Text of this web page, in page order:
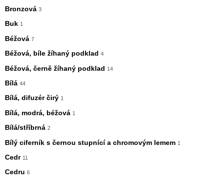
Bronzová 3
Buk 1
Béžová 7
Béžová, bíle žíhaný podklad 4
Béžová, černě žíhaný podklad 14
Bílá 44
Bílá, difuzér čirý 1
Bílá, modrá, béžová 1
Bílá/stříbrná 2
Bílý ciferník s černou stupnící a chromovým lemem 1
Cedr 11
Cedru 6